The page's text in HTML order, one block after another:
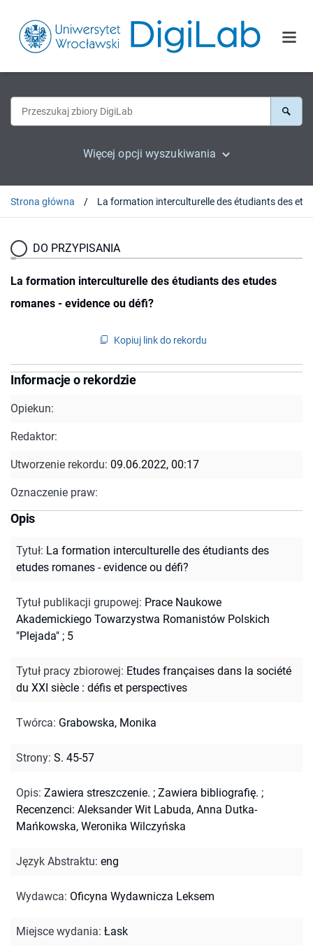
Więcej opcji wyszukiwania
Strona główna
DO PRZYPISANIA
La formation interculturelle des étudiants des etudes
romanes - evidence ou défi?
Kopiuj link do rekordu
Informacje o rekordzie
Opiekun:
Redaktor:
Utworzenie rekordu: 09.06.2022, 00:17
Oznaczenie praw:
Opis
Tytuł: La formation interculturelle des étudiants des
etudes romanes - evidence ou défi?
Tytuł publikacji grupowej: Prace Naukowe
Akademickiego Towarzystwa Romanistów Polskich
"Plejada" ; 5
Tytuł pracy zbiorowej: Etudes françaises dans la société
du XXI siècle : défis et perspectives
Twórca: Grabowska, Monika
Strony: S. 45-57
Opis: Zawiera streszczenie. ; Zawiera bibliografię. ;
Recenzenci: Aleksander Wit Labuda, Anna Dutka-
Mańkowska, Weronika Wilczyńska
Język Abstraktu: eng
Wydawca: Oficyna Wydawnicza Leksem
Miejsce wydania: Łask